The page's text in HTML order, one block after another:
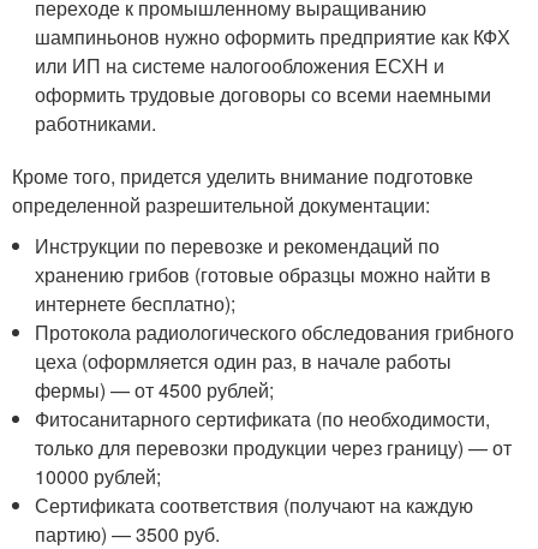
переходе к промышленному выращиванию
шампиньонов нужно оформить предприятие как КФХ
или ИП на системе налогообложения ЕСХН и
оформить трудовые договоры со всеми наемными
работниками.
Кроме того, придется уделить внимание подготовке
определенной разрешительной документации:
Инструкции по перевозке и рекомендаций по
хранению грибов (готовые образцы можно найти в
интернете бесплатно);
Протокола радиологического обследования грибного
цеха (оформляется один раз, в начале работы
фермы) — от 4500 рублей;
Фитосанитарного сертификата (по необходимости,
только для перевозки продукции через границу) — от
10000 рублей;
Сертификата соответствия (получают на каждую
партию) — 3500 руб.